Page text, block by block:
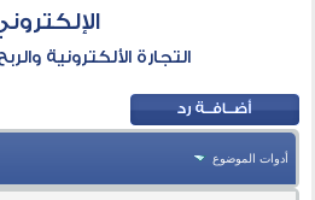
التجارة الألكترونية
أدوات الموضوع